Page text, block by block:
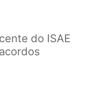
do ISAE